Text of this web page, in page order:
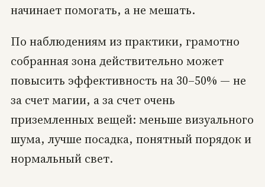
начинает помогать, а не мешать.
По наблюдениям из практики, грамотно
собранная зона действительно может
повысить эффективность на 30–50% — не
за счет магии, а за счет очень
приземленных вещей: меньше визуального
шума, лучше посадка, понятный порядок и
нормальный свет.